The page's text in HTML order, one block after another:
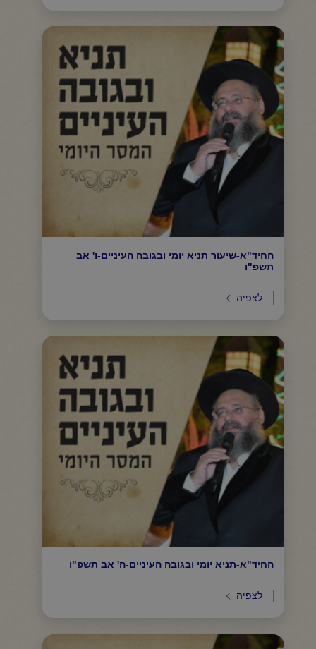
החיד"א-שיעור תניא יומי ובגובה העיניים-ו' אב
תשפ"ו
לצפיה
החיד"א-תניא יומי ובגובה העיניים-ה' אב תשפ"ו
לצפיה